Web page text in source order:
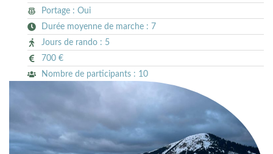
Portage : Oui
Durée moyenne de marche : 7
Jours de rando : 5
700 €
Nombre de participants : 10